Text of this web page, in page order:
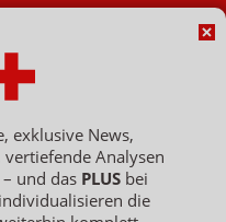
exklusive News,
Analysen
und das PLUS bei
die